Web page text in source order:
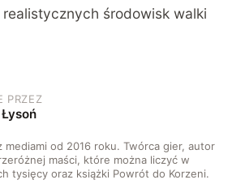
środowisk walki
PRZEZ
mediami od 2016 roku. Twórca gier, autor
maści, które można liczyć w
tysięcy oraz książki Powrót do Korzeni.